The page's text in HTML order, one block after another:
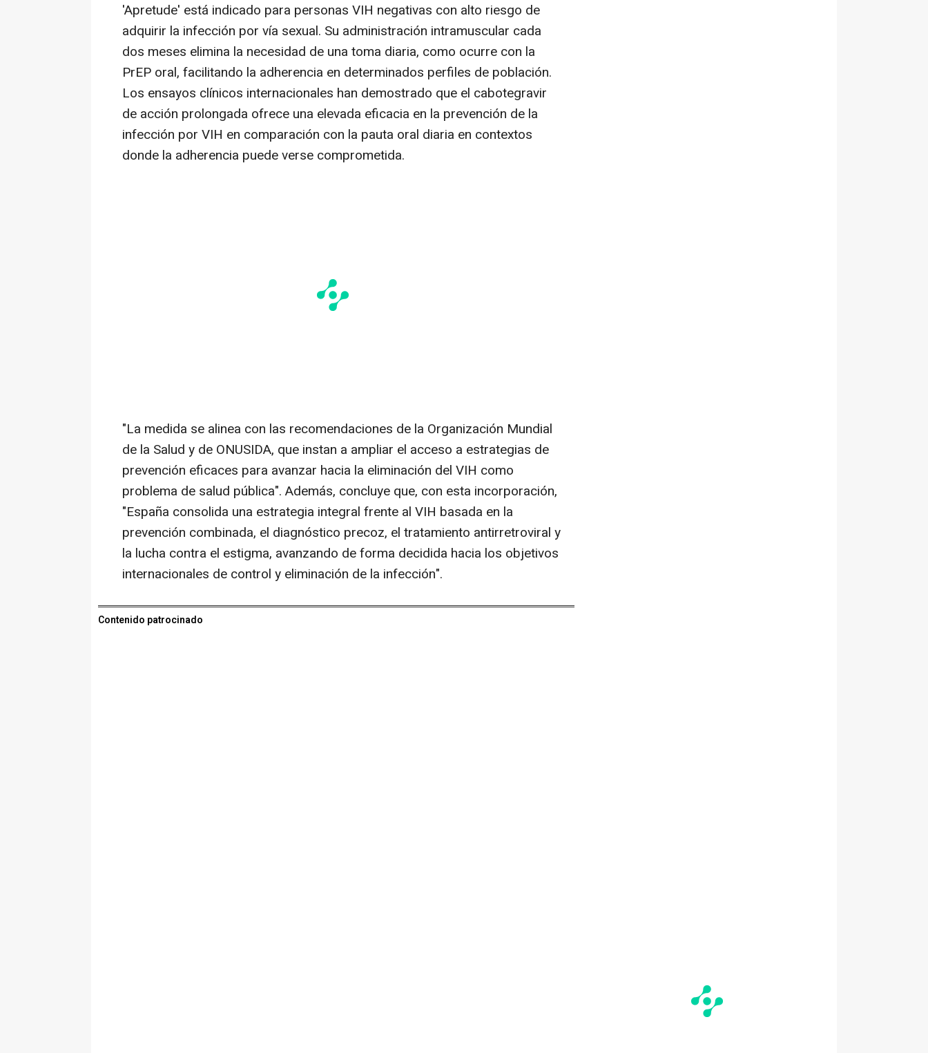
'Apretude' está indicado para personas VIH negativas con alto riesgo de
adquirir la infección por vía sexual. Su administración intramuscular cada
dos meses elimina la necesidad de una toma diaria, como ocurre con la
PrEP oral, facilitando la adherencia en determinados perfiles de población.
Los ensayos clínicos internacionales han demostrado que el cabotegravir
de acción prolongada ofrece una elevada eficacia en la prevención de la
infección por VIH en comparación con la pauta oral diaria en contextos
donde la adherencia puede verse comprometida.
"La medida se alinea con las recomendaciones de la Organización Mundial
de la Salud y de ONUSIDA, que instan a ampliar el acceso a estrategias de
prevención eficaces para avanzar hacia la eliminación del VIH como
problema de salud pública". Además, concluye que, con esta incorporación,
"España consolida una estrategia integral frente al VIH basada en la
prevención combinada, el diagnóstico precoz, el tratamiento antirretroviral y
la lucha contra el estigma, avanzando de forma decidida hacia los objetivos
internacionales de control y eliminación de la infección".
Contenido patrocinado